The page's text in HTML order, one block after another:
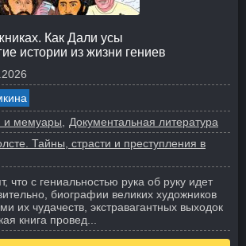
Как Дали усы
истории из жизни гениев
и мемуары
Документальная литература
Тайны, страсти и преступления в
что с гениальностью рука об руку идет
биографии великих художников
их чудачеств, экстравагантных выходок
книга провед...